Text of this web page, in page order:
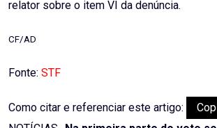
relator sobre o item VI da denúncia.
CF/AD
Fonte: STF
Como citar e referenciar este artigo: